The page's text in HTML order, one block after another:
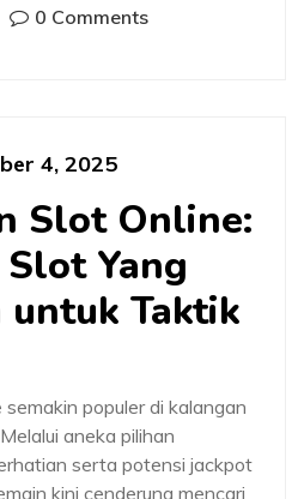
0 Comments
4, 2025
Slot Online:
Yang
untuk Taktik
populer di kalangan
aneka pilihan
serta potensi jackpot
kini cenderung mencari